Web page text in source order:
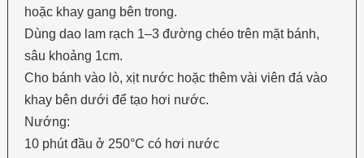
hoặc khay gang bên trong.
Dùng dao lam rạch 1–3 đường chéo trên mặt bánh,
sâu khoảng 1cm.
Cho bánh vào lò, xịt nước hoặc thêm vài viên đá vào
khay bên dưới để tạo hơi nước.
Nướng:
10 phút đầu ở 250°C có hơi nước